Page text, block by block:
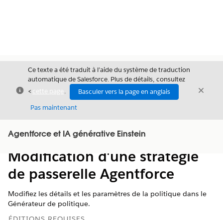
Fermer
Ce texte a été traduit à l’aide du système de traduction
automatique de Salesforce. Plus de détails, consultez
<cette page .
Basculer vers la page en anglais
Pas maintenant
Fermer
Agentforce et IA générative Einstein
Afficher la table des matières
Table des
Modification d'une stratégie
de passerelle Agentforce
Modifiez les détails et les paramètres de la politique dans le
Générateur de politique.